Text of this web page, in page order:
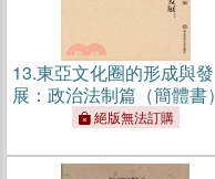
13.東亞文化圈的形成與發
展：政治法制篇（簡體書）
絕版無法訂購